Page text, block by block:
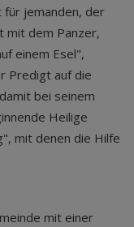
für jemanden, der
mit dem Panzer,
einem Esel",
Predigt auf die
bei seinem
Heilige
mit denen die Hilfe
mit einer